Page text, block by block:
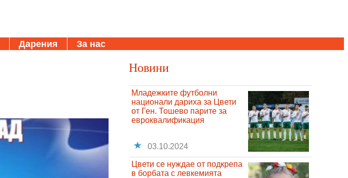
Дарения За нас
Новини
Младежките футболни
национали дариха за Цвети
от Ген. Тошево парите за
евроквалификация
03.10.2024
Цвети се нуждае от подкрепа
в борбата с левкемията